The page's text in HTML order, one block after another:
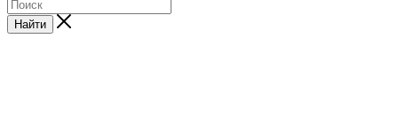
Найти